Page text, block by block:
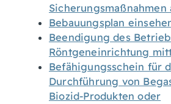
Sicherungsmaßnahmen
Bebauungsplan
Beendigung des
Röntgeneinrichtung
Befähigungsschein für
Durchführung von
Biozid-Produkten oder